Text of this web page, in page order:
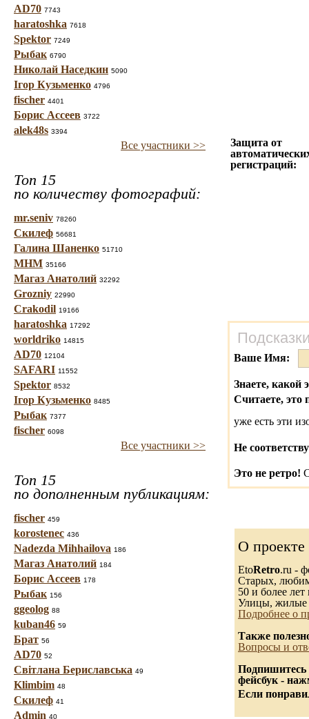
AD70 7743
haratoshka 7618
Spektor 7249
Рыбак 6790
Николай Наседкин 5090
Ігор Кузьменко 4796
fischer 4401
Борис Ассеев 3722
alek48s 3394
Все участники >>
Топ 15
по количеству фотографий:
mr.seniv 78260
Скилеф 56681
Галина Шаненко 51710
МНМ 35166
Магаз Анатолий 32292
Grozniy 22990
Crakodil 19166
haratoshka 17292
worldriko 14815
AD70 12104
SAFARI 11552
Spektor 8532
Ігор Кузьменко 8485
Рыбак 7377
fischer 6098
Все участники >>
Топ 15
по дополненным публикациям:
fischer 459
korostenec 436
Nadezda Mihhailova 186
Магаз Анатолий 184
Борис Ассеев 178
Рыбак 156
ggeolog 88
kuban46 59
Брат 56
AD70 52
Світлана Бериславська 49
Klimbim 48
Скилеф 41
Admin 40
Защита от
регистраций:
Ваше Имя:
Знаете, какой
Считаете, это
уже есть эти
Не
Это не ретро!
О проекте
EtoRetro.ru -
Старых,
50 и более лет
Улицы, жилые
Подробнее о
Также
Вопросы и
Подпишитесь
фейсбук -
Если